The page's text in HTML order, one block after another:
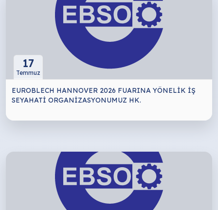
17
Temmuz
EUROBLECH HANNOVER 2026 FUARINA YÖNELİK İŞ
SEYAHATİ ORGANİZASYONUMUZ HK.